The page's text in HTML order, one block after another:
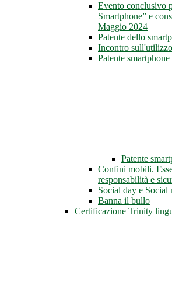
Evento conclusivo
Smartphone” e
Maggio 2024
Patente dello
Incontro
Patente smartphone
Patente
Confini mobili.
responsabilità e
Social day e Social
Banna il bullo
Certificazione Trinity